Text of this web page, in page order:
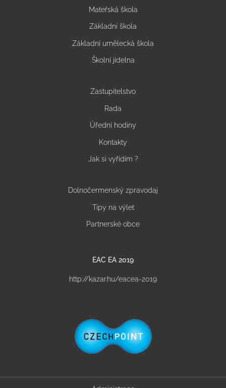
Mateřská škola
Základní škola
Základní umělecká škola
Školní jídelna
Zastupitelstvo
Rada
Úřední hodiny
Kontakty
Jak si vyřídím ?
Dolnočermenský zpravodaj
Tipy na výlet
Partnerské obce
EAC EA 2019
http://kazar.hu/eacea-2019